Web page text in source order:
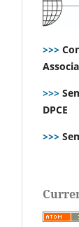
>>>
>>>
DPCE
>>>